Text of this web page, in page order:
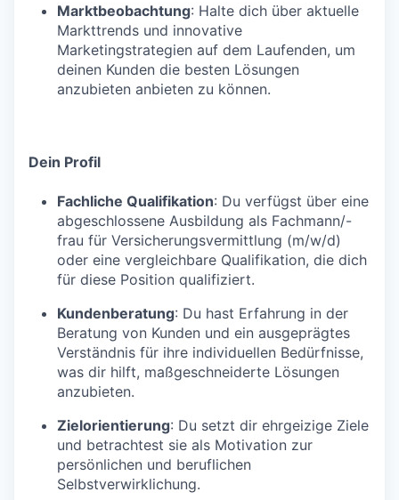
Marktbeobachtung: Halte dich über aktuelle
Markttrends und innovative
Marketingstrategien auf dem Laufenden, um
deinen Kunden die besten Lösungen
anzubieten anbieten zu können.
Dein Profil
Fachliche Qualifikation: Du verfügst über eine
abgeschlossene Ausbildung als Fachmann/-
frau für Versicherungsvermittlung (m/w/d)
oder eine vergleichbare Qualifikation, die dich
für diese Position qualifiziert.
Kundenberatung: Du hast Erfahrung in der
Beratung von Kunden und ein ausgeprägtes
Verständnis für ihre individuellen Bedürfnisse,
was dir hilft, maßgeschneiderte Lösungen
anzubieten.
Zielorientierung: Du setzt dir ehrgeizige Ziele
und betrachtest sie als Motivation zur
persönlichen und beruflichen
Selbstverwirklichung.